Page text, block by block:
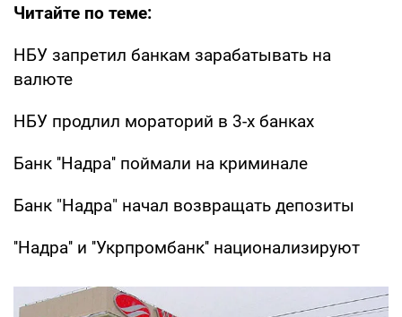
Читайте по теме:
НБУ запретил банкам зарабатывать на
валюте
НБУ продлил мораторий в 3-х банках
Банк ''Надра'' поймали на криминале
Банк "Надра" начал возвращать депозиты
''Надра'' и ''Укрпромбанк'' национализируют